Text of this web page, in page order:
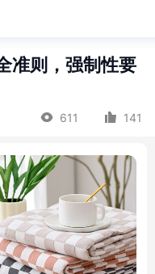
准则，强制性要
611 141